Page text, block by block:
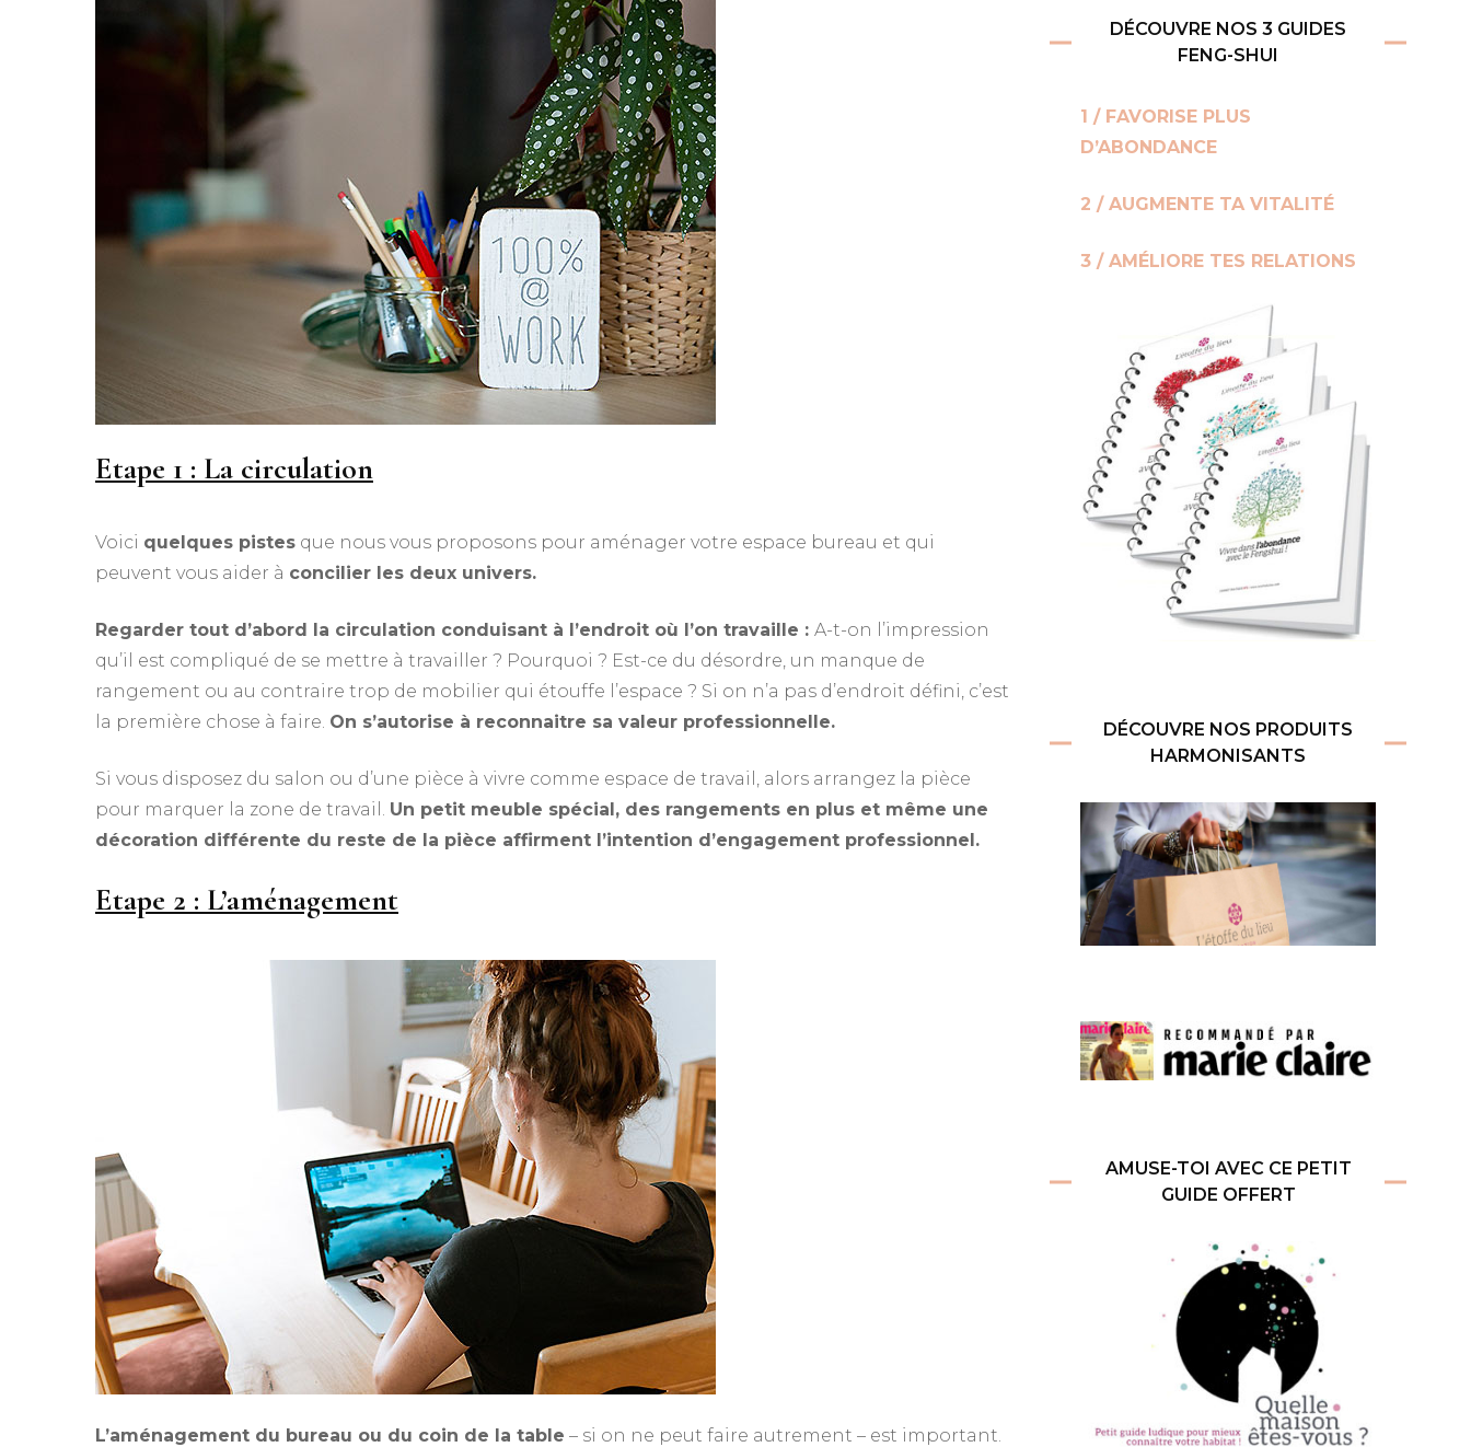
Etape 1 : La circulation
Voici quelques pistes que nous vous proposons pour aménager votre espace bureau et qui
peuvent vous aider à concilier les deux univers.
Regarder tout d’abord la circulation conduisant à l’endroit où l’on travaille : A-t-on l’impression
qu’il est compliqué de se mettre à travailler ? Pourquoi ? Est-ce du désordre, un manque de
rangement ou au contraire trop de mobilier qui étouffe l’espace ? Si on n’a pas d’endroit défini, c’est
la première chose à faire. On s’autorise à reconnaitre sa valeur professionnelle.
Si vous disposez du salon ou d’une pièce à vivre comme espace de travail, alors arrangez la pièce
pour marquer la zone de travail. Un petit meuble spécial, des rangements en plus et même une
décoration différente du reste de la pièce affirment l’intention d’engagement professionnel.
Etape 2 : L’aménagement
L’aménagement du bureau ou du coin de la table – si on ne peut faire autrement – est important.
DÉCOUVRE NOS 3 GUIDES
FENG-SHUI
1 / FAVORISE PLUS
D’ABONDANCE
2 / AUGMENTE TA VITALITÉ
3 / AMÉLIORE TES RELATIONS
DÉCOUVRE NOS PRODUITS
HARMONISANTS
AMUSE-TOI AVEC CE PETIT
GUIDE OFFERT